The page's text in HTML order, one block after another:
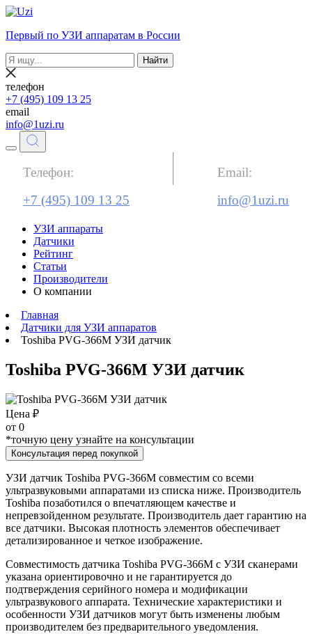
Первый по УЗИ аппаратам в России
Найти
телефон
+7 (495) 109 13 25
email
info@1uzi.ru
Телефон:
+7 (495) 109 13 25
Email:
info@1uzi.ru
УЗИ аппараты
Датчики
Рейтинг
Статьи
Производители
О компании
Главная
Датчики для УЗИ аппаратов
Toshiba PVG-366M УЗИ датчик
Toshiba PVG-366M УЗИ датчик
Цена ₽
от 0
*точную цену узнайте на консультации
Консультация перед покупкой
УЗИ датчик Toshiba PVG-366M совместим со всеми
ультразвуковыми аппаратами из списка ниже. Производитель
Toshiba позаботился о впечатляющем качестве и
непревзойденном результате. Производитель дает гарантию на
все датчики. Высокая плотность элементов обеспечивает
детализированное и четкое изображение.
Совместимость датчика Toshiba PVG-366M с УЗИ сканерами
указана ориентировочно и не гарантируется до
подтверждения серийного номера и модификации
ультразвукового аппарата. Технические характеристики и
особенности УЗИ датчиков могут быть изменены любым
производителем без предварительного уведомления.